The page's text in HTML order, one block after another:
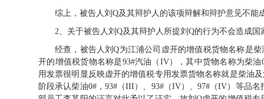
综上，被告人刘Q及其辩护人的该项辩解和辩护意见不能
2、关于被告人刘 Q及其辩护人所提刘 Q的行为不会造成国
经查，被告人刘Q为江浦公司虚开的增值税货物名称是
开的增值税货物名称是93#汽油（IV），其中货物名称为柴
用发票很明显反映虚开的增值税专用发票货物名称就是柴油
阶段承认柴油0#，93#（III）、93#（IV）、97#（IV）等品